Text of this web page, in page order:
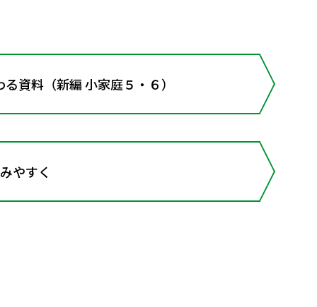
資料（新編 小家庭５・６）
やすく